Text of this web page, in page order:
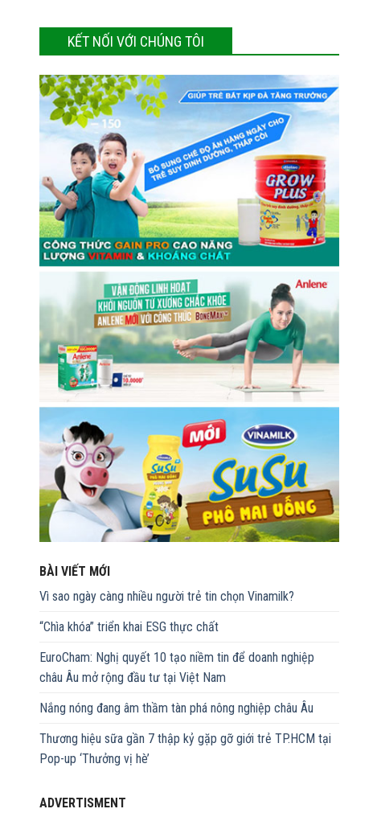
KẾT NỐI VỚI CHÚNG TÔI
BÀI VIẾT MỚI
Vì sao ngày càng nhiều người trẻ tin chọn Vinamilk?
“Chìa khóa” triển khai ESG thực chất
EuroCham: Nghị quyết 10 tạo niềm tin để doanh nghiệp
châu Âu mở rộng đầu tư tại Việt Nam
Nắng nóng đang âm thầm tàn phá nông nghiệp châu Âu
Thương hiệu sữa gần 7 thập kỷ gặp gỡ giới trẻ TP.HCM tại
Pop-up ‘Thưởng vị hè’
ADVERTISMENT